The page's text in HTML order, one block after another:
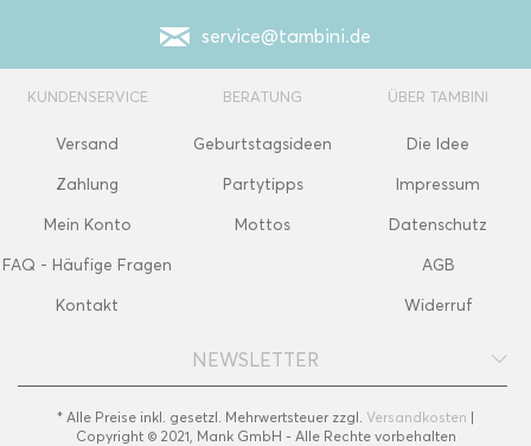
service@tambini.de
KUNDENSERVICE
Versand
Zahlung
Mein Konto
FAQ - Häufige Fragen
Kontakt
BERATUNG
Geburtstagsideen
Partytipps
Mottos
ÜBER TAMBINI
Die Idee
Impressum
Datenschutz
AGB
Widerruf
NEWSLETTER
* Alle Preise inkl. gesetzl. Mehrwertsteuer zzgl. Versandkosten |
Copyright © 2021, Mank GmbH - Alle Rechte vorbehalten